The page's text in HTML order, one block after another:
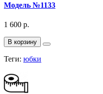
Модель №1133
1 600 р.
В корзину
Теги: юбки